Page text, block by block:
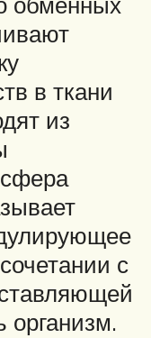
в ткани
из
с
организм.